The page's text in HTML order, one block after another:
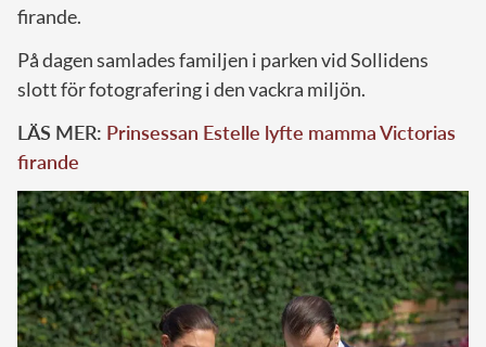
firande.
På dagen samlades familjen i parken vid Sollidens
slott för fotografering i den vackra miljön.
LÄS MER: Prinsessan Estelle lyfte mamma Victorias
firande